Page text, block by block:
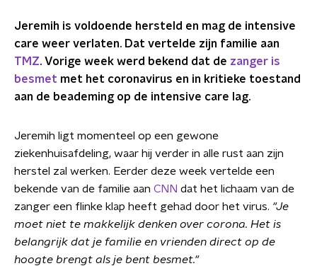
Jeremih is voldoende hersteld en mag de intensive
care weer verlaten. Dat vertelde zijn familie aan
TMZ. Vorige week werd bekend dat de zanger is
besmet met het coronavirus en in kritieke toestand
aan de beademing op de intensive care lag.
Jeremih ligt momenteel op een gewone
ziekenhuisafdeling, waar hij verder in alle rust aan zijn
herstel zal werken. Eerder deze week vertelde een
bekende van de familie aan CNN dat het lichaam van de
zanger een flinke klap heeft gehad door het virus. "Je
moet niet te makkelijk denken over corona. Het is
belangrijk dat je familie en vrienden direct op de
hoogte brengt als je bent besmet."